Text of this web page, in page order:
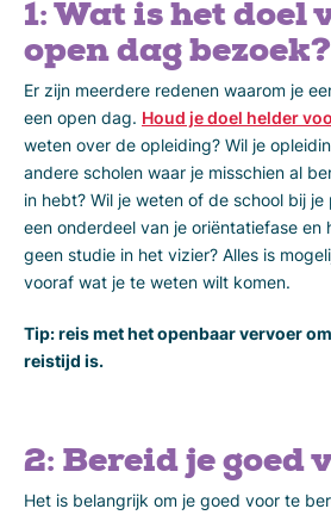
1: Wat is het doel
open dag bezoek?
Er zijn meerdere redenen waarom je
een open dag. Houd je doel helder
weten over de opleiding? Wil je
andere scholen waar je misschien al
in hebt? Wil je weten of de school bij
een onderdeel van je oriëntatiefase en
geen studie in het vizier? Alles is
vooraf wat je te weten wilt komen.
Tip: reis met het openbaar vervoer
reistijd is.
2: Bereid je goed
Het is belangrijk om je goed voor te